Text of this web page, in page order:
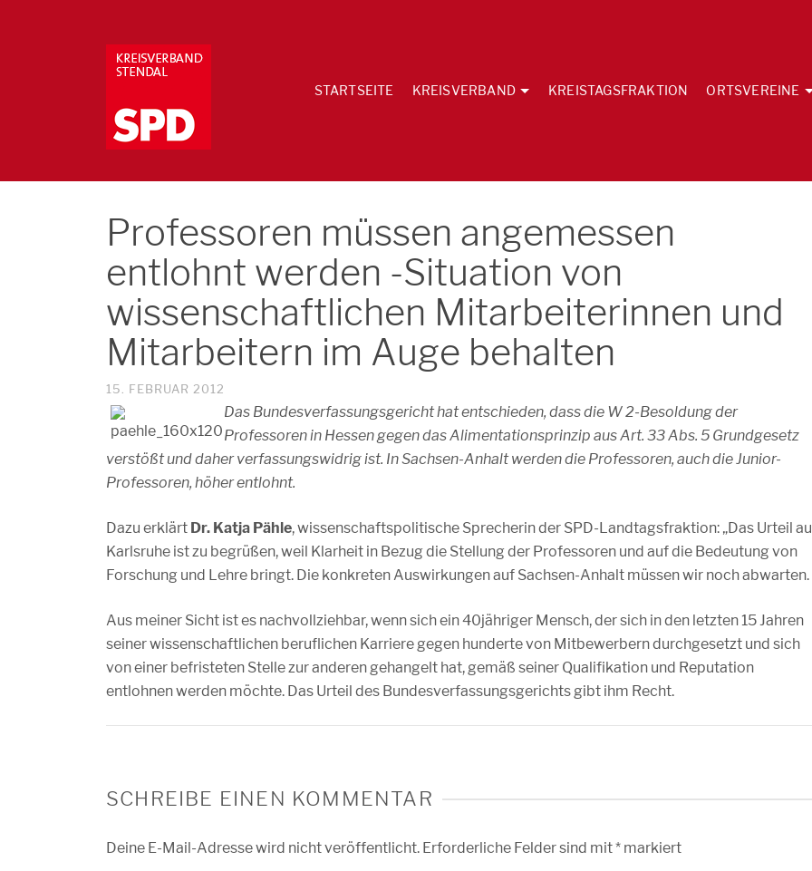
STARTSEITE KREISVERBAND KREISTAGSFRAKTION ORTSVEREINE
Professoren müssen angemessen
entlohnt werden -Situation von
wissenschaftlichen Mitarbeiterinnen und
Mitarbeitern im Auge behalten
15. FEBRUAR 2012
Das Bundesverfassungsgericht hat entschieden, dass die W 2-Besoldung der
Professoren in Hessen gegen das Alimentationsprinzip aus Art. 33 Abs. 5 Grundgesetz
verstößt und daher verfassungswidrig ist. In Sachsen-Anhalt werden die Professoren, auch die Junior-
Professoren, höher entlohnt.
Dazu erklärt Dr. Katja Pähle, wissenschaftspolitische Sprecherin der SPD-Landtagsfraktion: „Das Urteil
Karlsruhe ist zu begrüßen, weil Klarheit in Bezug die Stellung der Professoren und auf die Bedeutung von
Forschung und Lehre bringt. Die konkreten Auswirkungen auf Sachsen-Anhalt müssen wir noch abwarten.
Aus meiner Sicht ist es nachvollziehbar, wenn sich ein 40jähriger Mensch, der sich in den letzten 15 Jahren
seiner wissenschaftlichen beruflichen Karriere gegen hunderte von Mitbewerbern durchgesetzt und sich
von einer befristeten Stelle zur anderen gehangelt hat, gemäß seiner Qualifikation und Reputation
entlohnen werden möchte. Das Urteil des Bundesverfassungsgerichts gibt ihm Recht.
SCHREIBE EINEN KOMMENTAR
Deine E-Mail-Adresse wird nicht veröffentlicht. Erforderliche Felder sind mit* markiert